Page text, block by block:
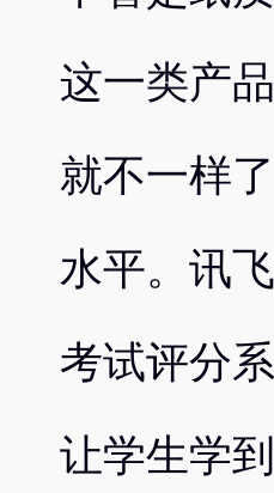
这一类产
就不一样
水平。讯
考试评分
让学生学